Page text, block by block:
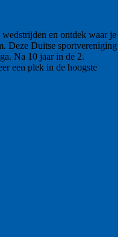
en ontdek waar je
Deze Duitse sportvereniging
Na 10 jaar in de 2.
een plek in de hoogste